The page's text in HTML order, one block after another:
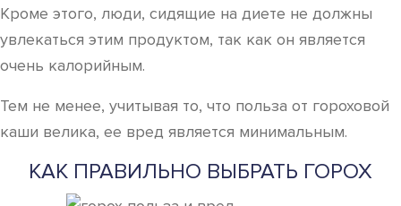
Кроме этого, люди, сидящие на диете не должны
увлекаться этим продуктом, так как он является
очень калорийным.
Тем не менее, учитывая то, что польза от гороховой
каши велика, ее вред является минимальным.
КАК ПРАВИЛЬНО ВЫБРАТЬ ГОРОХ